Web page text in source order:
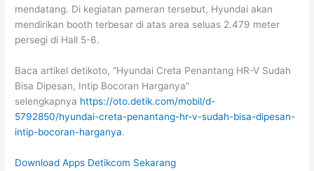
mendatang. Di kegiatan pameran tersebut, Hyundai akan
mendirikan booth terbesar di atas area seluas 2.479 meter
persegi di Hall 5-6.
Baca artikel detikoto, “Hyundai Creta Penantang HR-V Sudah
Bisa Dipesan, Intip Bocoran Harganya”
selengkapnya https://oto.detik.com/mobil/d-
5792850/hyundai-creta-penantang-hr-v-sudah-bisa-dipesan-
intip-bocoran-harganya.
Download Apps Detikcom Sekarang